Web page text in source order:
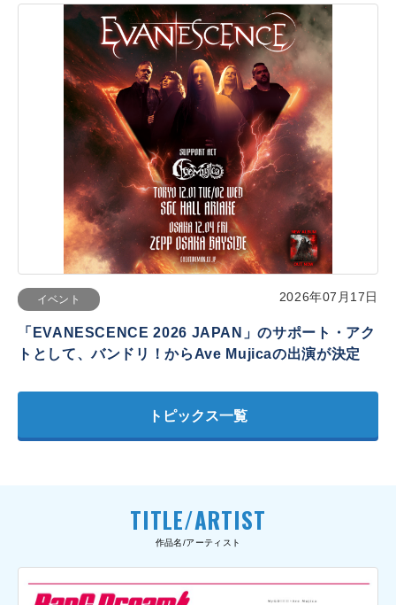
イベント 2026年07月17日
「EVANESCENCE 2026 JAPAN」のサポート・アク
トとして、バンドリ！からAve Mujicaの出演が決定
トピックス一覧
TITLE/ARTIST
作品名/アーティスト